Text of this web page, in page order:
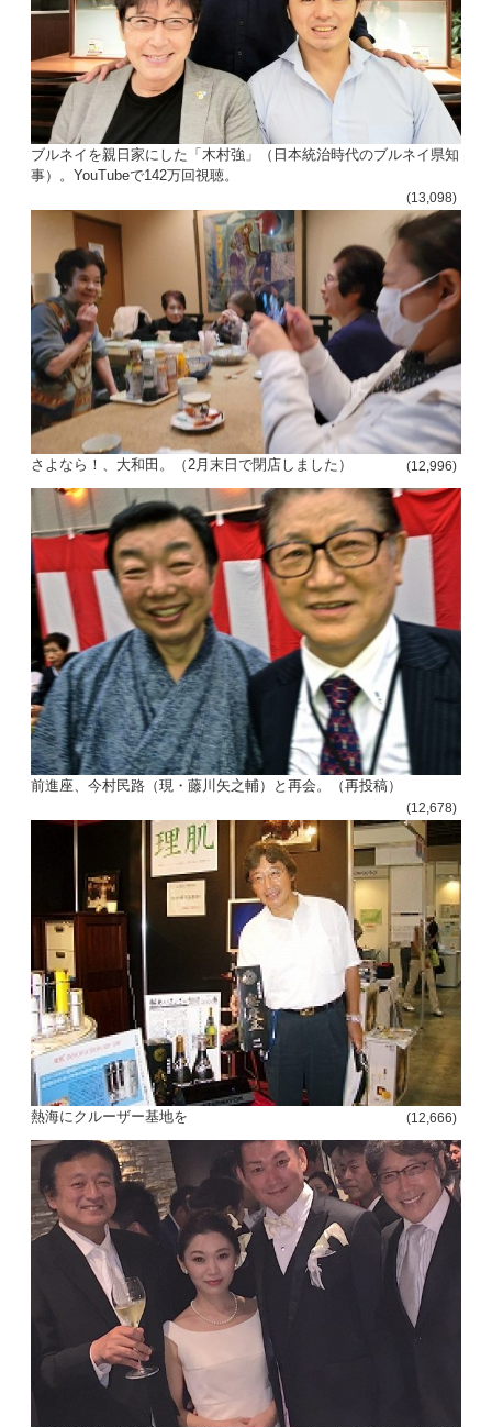
ブルネイを親日家にした「木村強」（日本統治時代のブルネイ県知
事）。YouTubeで142万回視聴。
(13,098)
さよなら！、大和田。（2月末日で閉店しました） (12,996)
前進座、今村民路（現・藤川矢之輔）と再会。（再投稿）
(12,678)
熱海にクルーザー基地を (12,666)